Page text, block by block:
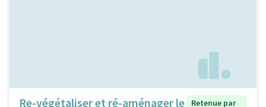
Re-végétaliser et ré-aménager le Retenue par